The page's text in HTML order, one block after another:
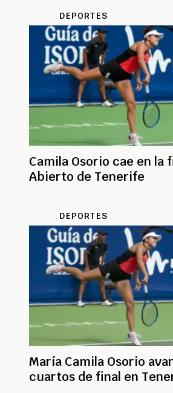
DEPORTES
Camila Osorio cae en la
Abierto de Tenerife
DEPORTES
María Camila Osorio
cuartos de final en